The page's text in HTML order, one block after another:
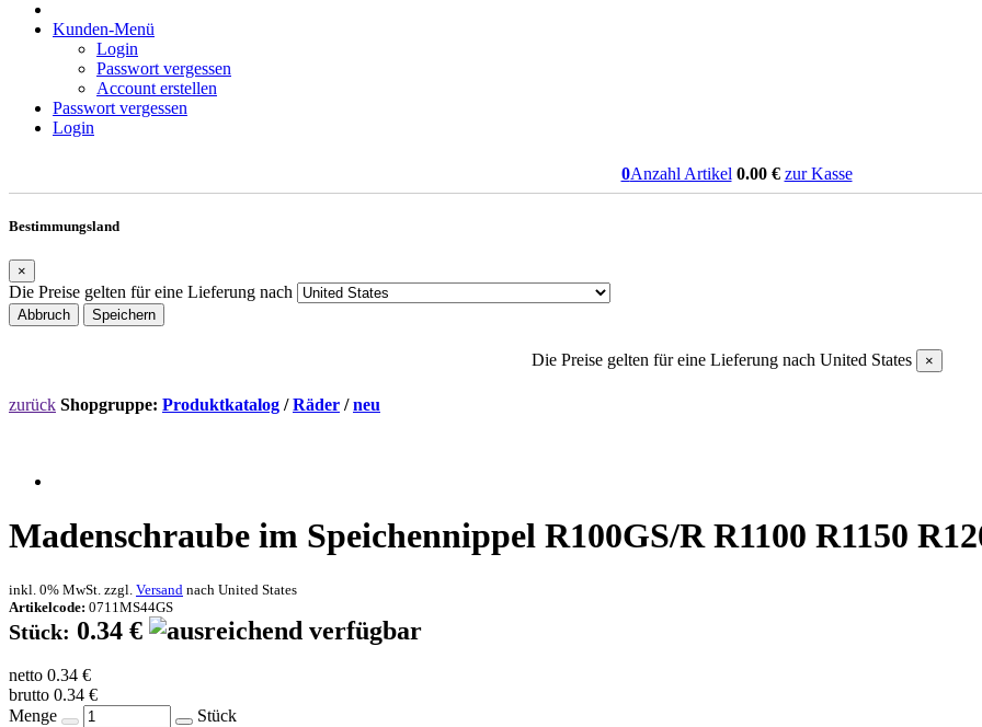
Kunden-Menü
Login
Passwort vergessen
Account erstellen
Passwort vergessen
Login
0Anzahl Artikel 0.00€ zur Kasse
Bestimmungsland
×
Die Preise gelten für eine Lieferung nach
Abbruch Speichern
Die Preise gelten für eine Lieferung nach United States ×
zurück Shopgruppe: Produktkatalog /Räder /neu
Madenschraube im Speichennippel R100GS/R R1100 R1150
inkl. 0% MwSt. zzgl. Versand nach United States
Artikelcode: 0711MS44GS
Stück: 0.34 €
netto 0.34 €
brutto 0.34 €
Menge
Stück